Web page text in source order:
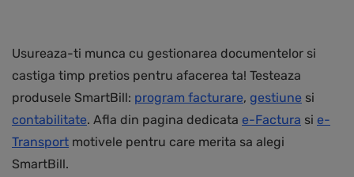
Usureaza-ti munca cu gestionarea documentelor si
castiga timp pretios pentru afacerea ta! Testeaza
produsele SmartBill: program facturare, gestiune si
contabilitate. Afla din pagina dedicata e-Factura si e-
Transport motivele pentru care merita sa alegi
SmartBill.